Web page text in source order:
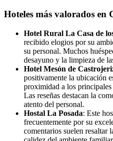
Hoteles más valorados en
Hotel Rural La Casa de
recibido elogios por su
su personal. Muchos
desayuno y la limpieza de
Hotel Mesón de
positivamente la ubicación
proximidad a los
Las reseñas destacan la
atento del personal.
Hostal La Posada: Este
frecuentemente por su
comentarios suelen resaltar